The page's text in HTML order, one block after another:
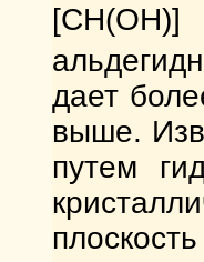
[СН(ОН)]
дает
выше.
путем